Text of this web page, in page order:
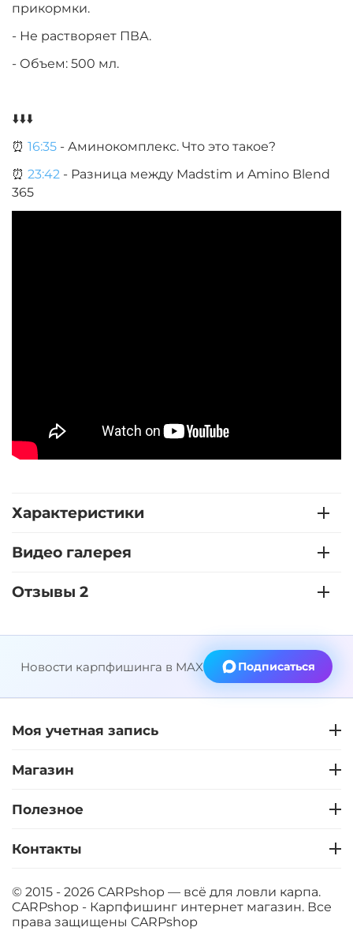
прикормки.
- Не растворяет ПВА.
- Объем: 500 мл.
⬇️⬇️⬇️
⏰ 16:35 - Аминокомплекс. Что это такое?
⏰ 23:42 - Разница между Madstim и Amino Blend
365
Характеристики
Видео галерея
Отзывы 2
Новости карпфишинга в MAX Подписаться
Моя учетная запись
Магазин
Полезное
Контакты
© 2015 - 2026 CARPshop — всё для ловли карпа.
CARPshop - Карпфишинг интернет магазин. Все
права защищены CARPshop